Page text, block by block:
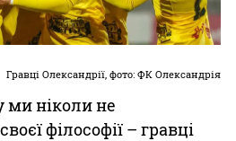
Гравці Олександрії, фото: ФК Олександрія
ми ніколи не
філософії – гравці